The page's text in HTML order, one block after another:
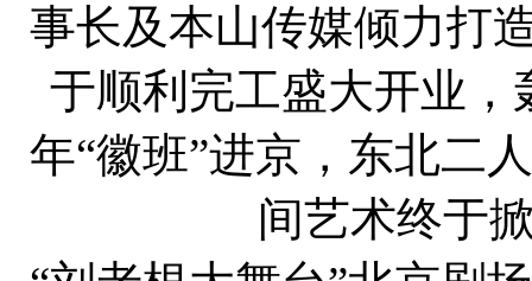
事长及本山传媒倾力打
于顺利完工盛大开业
年“徽班”进京，东北二
间艺术终于